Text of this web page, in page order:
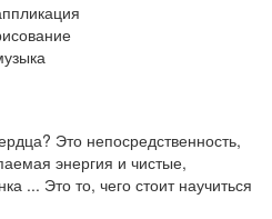
Это непосредственность,
энергия и чистые,
... Это то, чего стоит научиться